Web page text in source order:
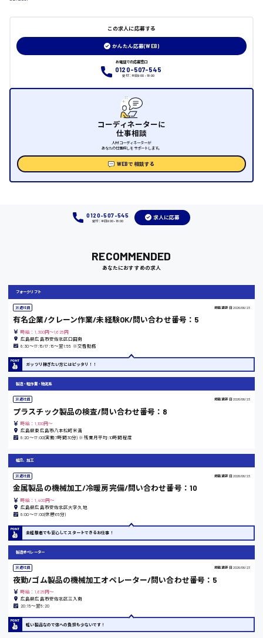
竹原市
熊本県
東京都
島根県
香川県
時給1300円〜
時給1100円〜
この求人に応募する
かんたん応募(WEB)
お電話での応募窓口
0120-507-545
受付：平日9:00 - 18:00
コーディネーターに
仕事相談
人材コーディネーターが
あなたの仕事探しをサポートします。
WEBで相談する
0120-507-545
受付：平日9:00 - 18:00
求人に応募
RECOMMENDED
あなたにおすすめの求人
フォークリフト
派遣社員 掲載更新日 2026/06/23
有名企業/クレーン作業/未経験OK/問い合わせ番号：5
時給：1,300円～1,625円
広島県広島市安佐北区口田南
8:30〜17:15/17:15〜翌1:55 ※交替勤務
ガッツリ稼ぎたい方にはピッタリ！！
製造・軽作業・物流系
派遣社員 掲載更新日 2026/06/23
プラスチック製品の検査/問い合わせ番号：8
時給：1,100円～
広島県東広島市八本松町米満
8:20〜17:00(実働7時間30分) ※残業月平均:10時間程度
組立、加工
派遣社員 掲載更新日 2026/06/23
金属製品の機械加工/冷暖房完備/問い合わせ番号：10
時給：1,400円～
広島県広島市安佐北区大字久地
8:00〜17:00(休憩65分)
未経験者でも安心してスタートできるお仕事！
製造オペレーター
派遣社員 掲載更新日 2026/06/23
夜勤/ゴム製品の機械加工オペレーター/問い合わせ番号：5
時給：1,625円～
広島県広島市安佐北区三入南
20:15〜翌5:20
軽い製品なので体への負担も少ないです！